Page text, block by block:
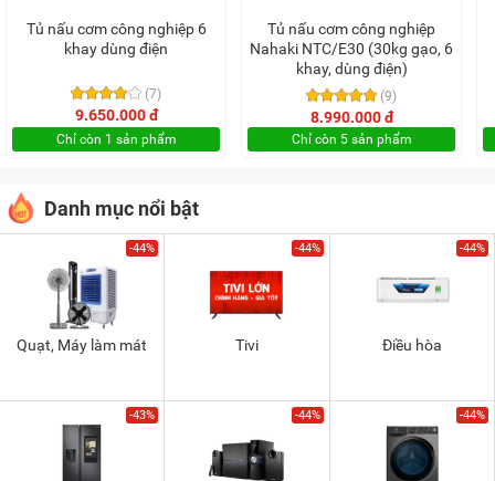
Tủ nấu cơm công nghiệp 6
khay dùng điện
(7)
9.650.000 đ
Chỉ còn 1 sản phẩm
Tủ nấu cơm công nghiệp
Nahaki NTC/E30 (30kg gạo, 6
khay, dùng điện)
(9)
8.990.000 đ
Chỉ còn 5 sản phẩm
Danh mục nổi bật
-44%
Quạt, Máy làm mát
-44%
Tivi
-44%
Điều hòa
-43% -44% -44%